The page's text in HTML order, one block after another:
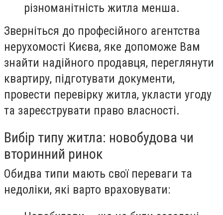
різноманітність житла менша.
Зверніться до професійного агентства
нерухомості Києва, яке допоможе Вам
знайти надійного продавця, переглянути
квартиру, підготувати документи,
провести перевірку житла, укласти угоду
та зареєструвати право власності.
Вибір типу житла: новобудова чи
вторинний ринок
Обидва типи мають свої переваги та
недоліки, які варто враховувати: